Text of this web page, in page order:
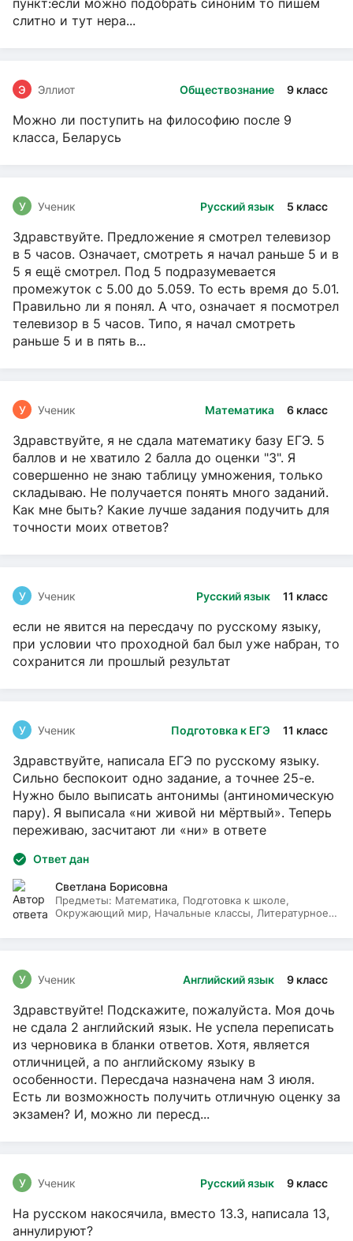
пункт:если можно подобрать синоним то пишем
слитно и тут нера...
Обществознание 9 класс
Э Эллиот
Можно ли поступить на философию после 9
класса, Беларусь
Русский язык 5 класс
У Ученик
Здравствуйте. Предложение я смотрел телевизор
в 5 часов. Означает, смотреть я начал раньше 5 и в
5 я ещё смотрел. Под 5 подразумевается
промежуток с 5.00 до 5.059. То есть время до 5.01.
Правильно ли я понял. А что, означает я посмотрел
телевизор в 5 часов. Типо, я начал смотреть
раньше 5 и в пять в...
Математика 6 класс
У Ученик
Здравствуйте, я не сдала математику базу ЕГЭ. 5
баллов и не хватило 2 балла до оценки "3". Я
совершенно не знаю таблицу умножения, только
складываю. Не получается понять много заданий.
Как мне быть? Какие лучше задания подучить для
точности моих ответов?
Русский язык 11 класс
У Ученик
если не явится на пересдачу по русскому языку,
при условии что проходной бал был уже набран, то
сохранится ли прошлый результат
Подготовка к ЕГЭ 11 класс
У Ученик
Здравствуйте, написала ЕГЭ по русскому языку.
Сильно беспокоит одно задание, а точнее 25-е.
Нужно было выписать антонимы (антиномическую
пару). Я выписала «ни живой ни мёртвый». Теперь
переживаю, засчитают ли «ни» в ответе
Ответ дан
Светлана Борисовна
Предметы: Математика, Подготовка к школе,
Окружающий мир, Начальные классы, Литературное
Английский язык 9 класс
У Ученик
Здравствуйте! Подскажите, пожалуйста. Моя дочь
не сдала 2 английский язык. Не успела переписать
из черновика в бланки ответов. Хотя, является
отличницей, а по английскому языку в
особенности. Пересдача назначена нам 3 июля.
Есть ли возможность получить отличную оценку за
экзамен? И, можно ли пересд...
Русский язык 9 класс
У Ученик
На русском накосячила, вместо 13.3, написала 13,
аннулируют?